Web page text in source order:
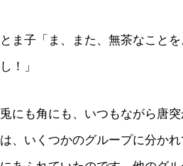
とま子「ま、また、無茶なこと
し！」
兎にも角にも、いつもながら唐
は、いくつかのグループに分か